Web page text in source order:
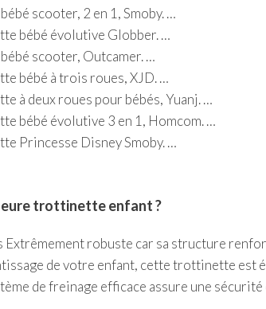
scooter, 2 en 1, Smoby. …
bébé évolutive Globber. …
scooter, Outcamer. …
bébé à trois roues, XJD. …
à deux roues pour bébés, Yuanj. …
bébé évolutive 3 en 1, Homcom. …
Princesse Disney Smoby. …
trottinette enfant ?
robuste car sa structure
de votre enfant, cette trottinette est
de freinage efficace assure une